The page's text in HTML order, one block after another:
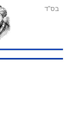
בס"ד
עזרה